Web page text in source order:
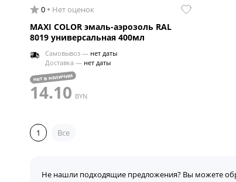
0 Нет оценок
MAXI COLOR эмаль-аэрозоль RAL
8019 универсальная 400мл
Самовывоз — нет даты
Доставка — нет даты
нет в наличии
14.10 BYN
1 Все
Не нашли подходящие предложения? Вы можете